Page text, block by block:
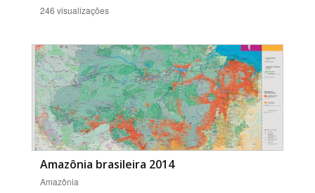
246 visualizações
Amazônia brasileira 2014
Amazônia